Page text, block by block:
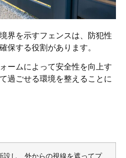
界を示すフェンスは、防犯性
保する役割があります。
ームによって安全性を向上す
過ごせる環境を整えることに
設し、外からの視線を遮ってプ